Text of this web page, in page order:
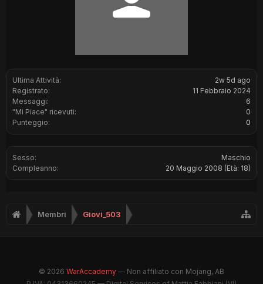
Ultima Attività:
2w 5d ago
Registrato:
11 Febbraio 2024
Messaggi:
6
"Mi Piace" ricevuti:
0
Punteggio:
0
Sesso:
Maschio
Compleanno:
20 Maggio 2008 (Età: 18)
Membri Giovi_503
© 2026 WarAccademy — Non affiliato con Mojang, AB